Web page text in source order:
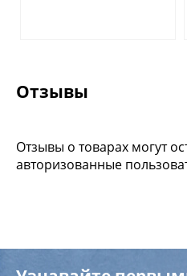
Отзывы
Отзывы о товарах могут
авторизованные